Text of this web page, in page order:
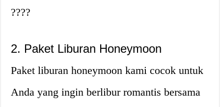
?‍?‍?‍?
2. Paket Liburan Honeymoon
Paket liburan honeymoon kami cocok untuk
Anda yang ingin berlibur romantis bersama